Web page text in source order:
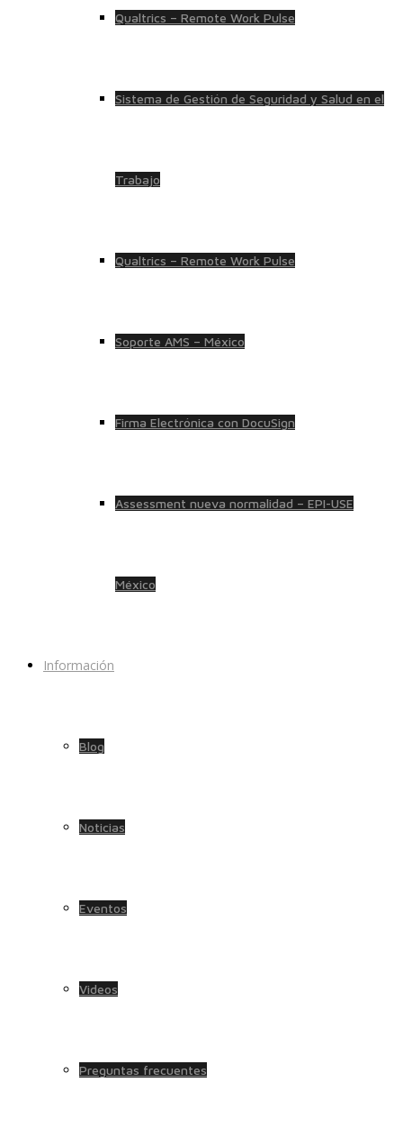
Qualtrics – Remote Work Pulse
Sistema de Gestión de Seguridad y Salud en el
Trabajo
Qualtrics – Remote Work Pulse
Soporte AMS – México
Firma Electrónica con DocuSign
Assessment nueva normalidad – EPI-USE
México
Información
Blog
Noticias
Eventos
Videos
Preguntas frecuentes